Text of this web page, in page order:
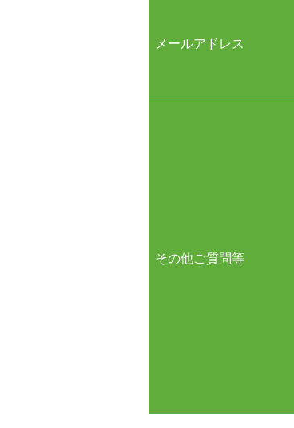
メールアドレス
その他ご質問等